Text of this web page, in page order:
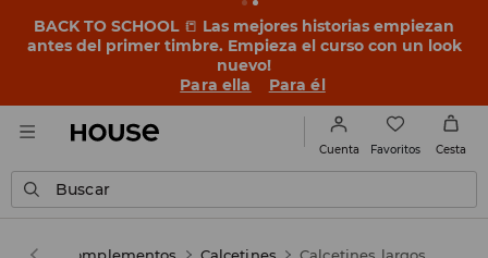
BACK TO SCHOOL 📒 Las mejores historias empiezan
antes del primer timbre. Empieza el curso con un look
nuevo!
Para ella
Para él
Cuenta Favoritos Cesta
Buscar